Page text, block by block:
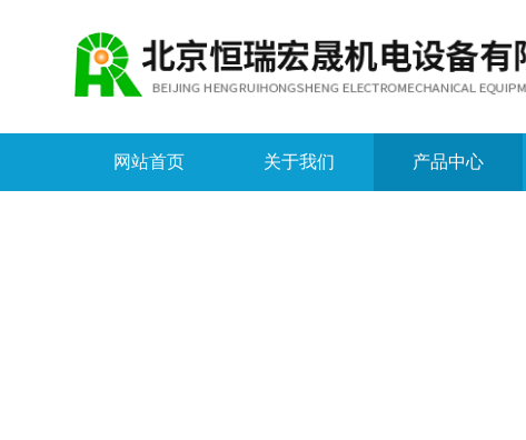
网站首页 关于我们 产品中心